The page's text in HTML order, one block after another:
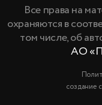
Все права на
охраняются в
том числе, об
АО
создание